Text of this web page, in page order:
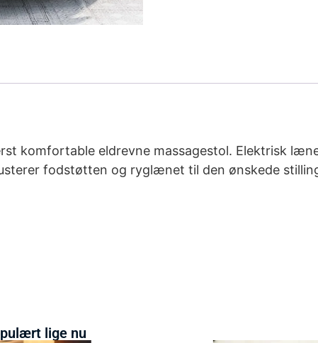
komfortable eldrevne massagestol. Elektrisk
fodstøtten og ryglænet til den ønskede
lige nu